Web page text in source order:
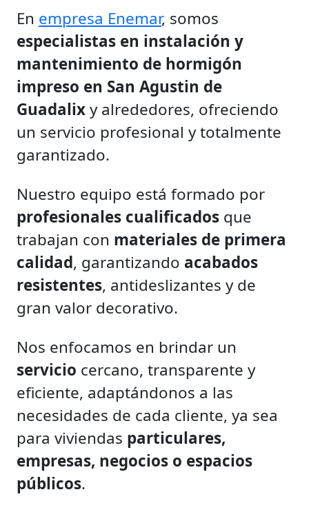
En empresa Enemar, somos
especialistas en instalación y
mantenimiento de hormigón
impreso en San Agustin de
Guadalixy alrededores, ofreciendo
un servicio profesional y totalmente
garantizado.
Nuestro equipo está formado por
profesionales cualificados que
trabajan con materiales de primera
calidad, garantizando acabados
resistentes, antideslizantes y de
gran valor decorativo.
Nos enfocamos en brindar un
servicio cercano, transparente y
eficiente, adaptándonos a las
necesidades de cada cliente, ya sea
para viviendas particulares,
empresas, negocios o espacios
públicos.